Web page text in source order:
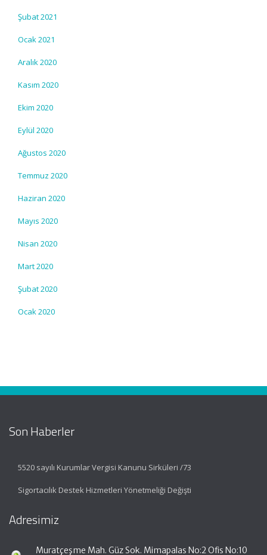
Şubat 2021
Ocak 2021
Aralık 2020
Kasım 2020
Ekim 2020
Eylül 2020
Ağustos 2020
Temmuz 2020
Haziran 2020
Mayıs 2020
Nisan 2020
Mart 2020
Şubat 2020
Ocak 2020
Son Haberler
5520 sayılı Kurumlar Vergisi Kanunu Sirküleri /73
Sigortacılık Destek Hizmetleri Yönetmeliği Değişti
Adresimiz
Muratçeşme Mah. Güz Sok. Mimapalas No:2 Ofis No:10